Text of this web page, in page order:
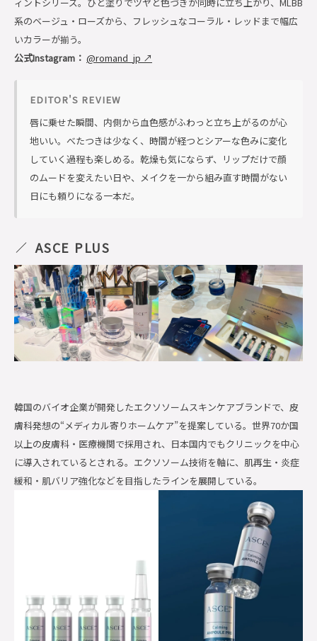
ィントシリーズ。ひと塗りでツヤと色づきが同時に立ち上がり、MLBB
系のベージュ・ローズから、フレッシュなコーラル・レッドまで幅広
いカラーが揃う。
公式Instagram： @romand_jp ↗
EDITOR'S REVIEW
唇に乗せた瞬間、内側から血色感がふわっと立ち上がるのが心
地いい。べたつきは少なく、時間が経つとシアーな色みに変化
していく過程も楽しめる。乾燥も気にならず、リップだけで顔
のムードを変えたい日や、メイクを一から組み直す時間がない
日にも頼りになる一本だ。
ASCE PLUS
韓国のバイオ企業が開発したエクソソームスキンケアブランドで、皮
膚科発想の“メディカル寄りホームケア”を提案している。世界70か国
以上の皮膚科・医療機関で採用され、日本国内でもクリニックを中心
に導入されているとされる。エクソソーム技術を軸に、肌再生・炎症
緩和・肌バリア強化などを目指したラインを展開している。